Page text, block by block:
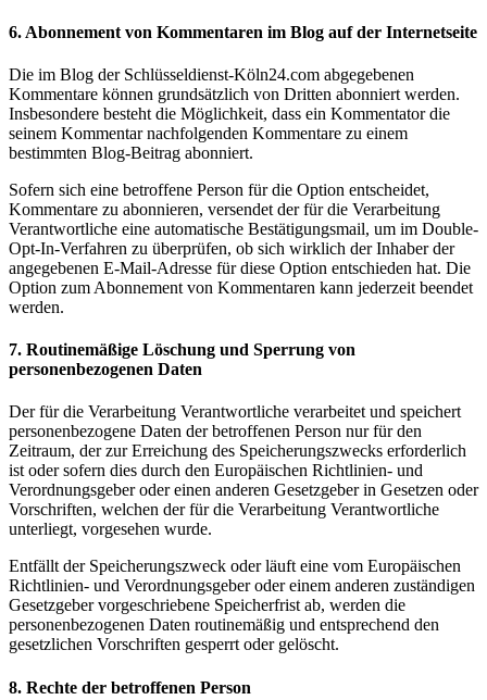
6. Abonnement von Kommentaren im Blog auf der Internetseite
Die im Blog der Schlüsseldienst-Köln24.com abgegebenen
Kommentare können grundsätzlich von Dritten abonniert werden.
Insbesondere besteht die Möglichkeit, dass ein Kommentator die
seinem Kommentar nachfolgenden Kommentare zu einem
bestimmten Blog-Beitrag abonniert.
Sofern sich eine betroffene Person für die Option entscheidet,
Kommentare zu abonnieren, versendet der für die Verarbeitung
Verantwortliche eine automatische Bestätigungsmail, um im Double-
Opt-In-Verfahren zu überprüfen, ob sich wirklich der Inhaber der
angegebenen E-Mail-Adresse für diese Option entschieden hat. Die
Option zum Abonnement von Kommentaren kann jederzeit beendet
werden.
7. Routinemäßige Löschung und Sperrung von
personenbezogenen Daten
Der für die Verarbeitung Verantwortliche verarbeitet und speichert
personenbezogene Daten der betroffenen Person nur für den
Zeitraum, der zur Erreichung des Speicherungszwecks erforderlich
ist oder sofern dies durch den Europäischen Richtlinien- und
Verordnungsgeber oder einen anderen Gesetzgeber in Gesetzen oder
Vorschriften, welchen der für die Verarbeitung Verantwortliche
unterliegt, vorgesehen wurde.
Entfällt der Speicherungszweck oder läuft eine vom Europäischen
Richtlinien- und Verordnungsgeber oder einem anderen zuständigen
Gesetzgeber vorgeschriebene Speicherfrist ab, werden die
personenbezogenen Daten routinemäßig und entsprechend den
gesetzlichen Vorschriften gesperrt oder gelöscht.
8. Rechte der betroffenen Person